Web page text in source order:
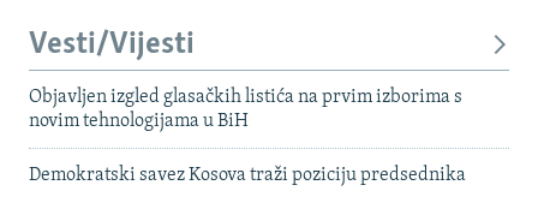
Vesti/Vijesti
Objavljen izgled glasačkih listića na prvim izborima s
novim tehnologijama u BiH
Demokratski savez Kosova traži poziciju predsednika